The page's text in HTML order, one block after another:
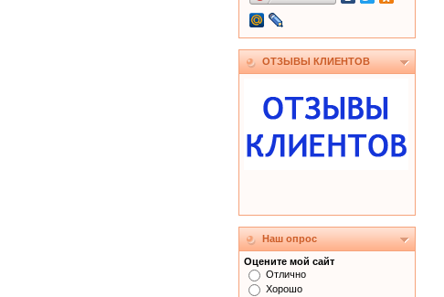
ОТЗЫВЫ КЛИЕНТОВ
Наш опрос
Оцените мой сайт
Отлично
Хорошо